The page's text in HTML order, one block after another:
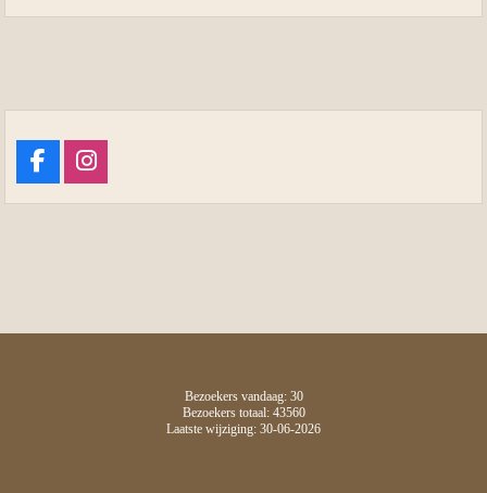
Bezoekers vandaag: 30
Bezoekers totaal: 43560
Laatste wijziging: 30-06-2026